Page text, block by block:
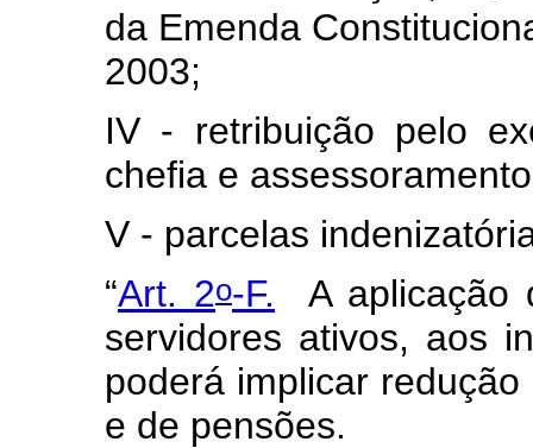
da Emenda
2003;
IV - retribuição pelo
chefia e
V - parcelas
“Art. 2o-F.
A aplicação
servidores ativos, aos
poderá implicar
e de pensões.